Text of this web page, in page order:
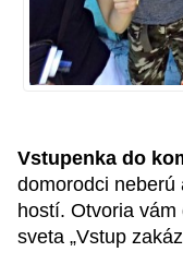
Vstupenka do
domorodci neberú
hostí. Otvoria
sveta „Vstup